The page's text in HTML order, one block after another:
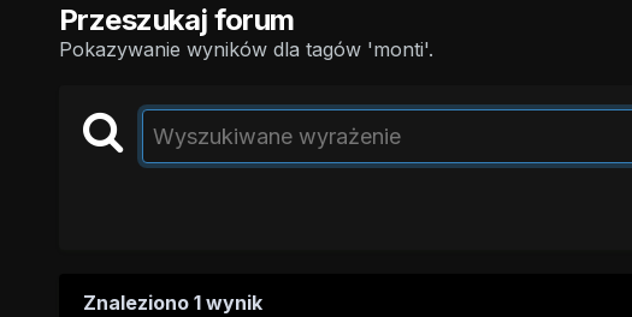
Przeszukaj forum
Pokazywanie wyników dla tagów 'monti'.
Znaleziono 1 wynik